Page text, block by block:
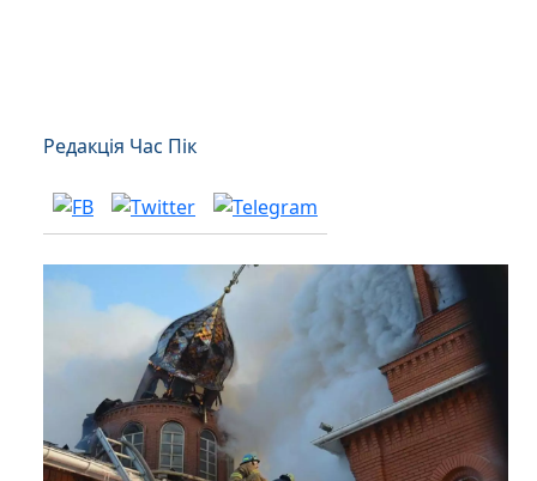
Редакція Час Пік